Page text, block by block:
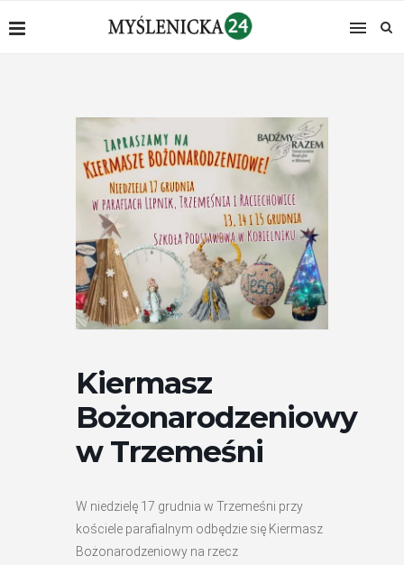
Kiermasz
Bożonarodzeniowy
w Trzemeśni
W niedzielę 17 grudnia w Trzemeśni przy
kościele parafialnym odbędzie się Kiermasz
Bożonarodzeniowy na rzecz